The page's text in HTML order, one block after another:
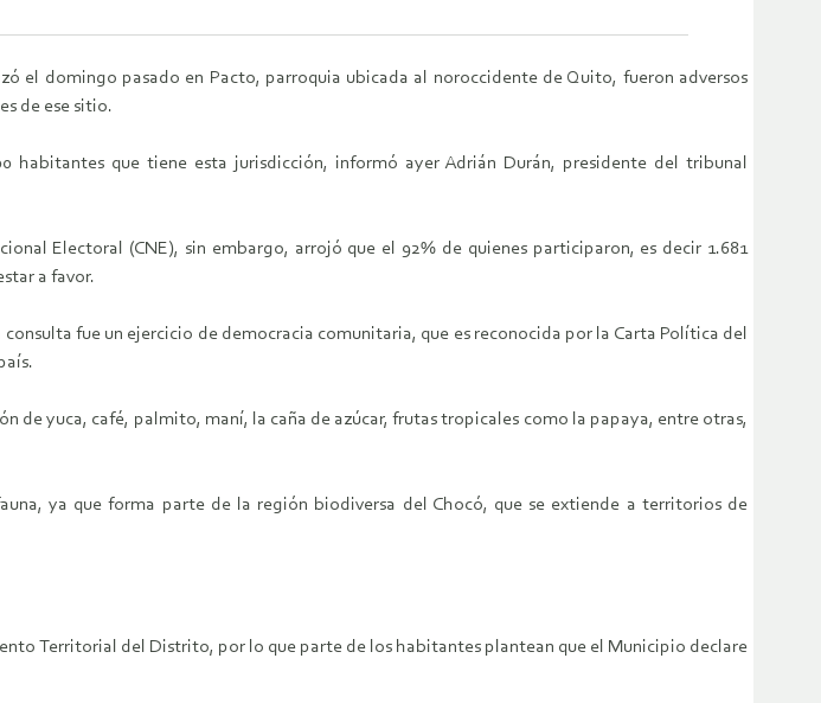
el domingo pasado en Pacto, parroquia ubicada al noroccidente de Quito, fueron adversos
de ese sitio.
habitantes que tiene esta jurisdicción, informó ayer Adrián Durán, presidente del tribunal
Electoral (CNE), sin embargo, arrojó que el 92% de quienes participaron, es decir 1.681
a favor.
fue un ejercicio de democracia comunitaria, que es reconocida por la Carta Política del
de yuca, café, palmito, maní, la caña de azúcar, frutas tropicales como la papaya, entre otras,
ya que forma parte de la región biodiversa del Chocó, que se extiende a territorios de
Territorial del Distrito, por lo que parte de los habitantes plantean que el Municipio declare